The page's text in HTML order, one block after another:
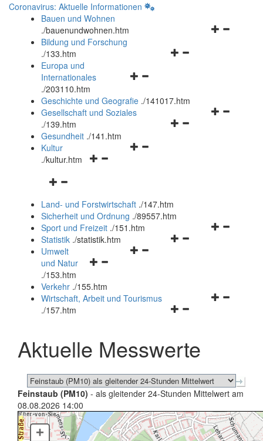
Coronavirus: Aktuelle Informationen
Bauen und Wohnen
./bauenundwohnen.htm
Navigationsmenü
Bildung und Forschung
./133.htm
Navigationsmenü
und
schließen
Europa und
Internationales
./203110.htm
Geschichte und Geografie ./141017.htm
Navigationsmenü
Gesellschaft und Soziales
./139.htm
Navigationsmenü
Gesundheit ./141.htm
Navigationsmenü
Kultur
./kultur.htm
Navigationsmenü
und
schließen
Land- und Forstwirtschaft ./147.htm
Sicherheit und Ordnung ./89557.htm
Navigationsmenü
Sport und Freizeit ./151.htm
Navigationsmenü
Statistik ./statistik.htm
Navigationsmenü
und
schließen
Umwelt
und Natur
./153.htm
Verkehr ./155.htm
Navigationsmenü
schließen
Wirtschaft, Arbeit und Tourismus
./157.htm
Aktuelle Messwerte
Feinstaub (PM10) - als gleitender 24-Stunden Mittelwert am
08.08.2026 14:00
+